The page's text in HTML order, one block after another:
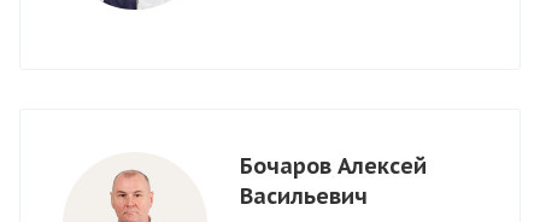
Бочаров Алексей
Васильевич